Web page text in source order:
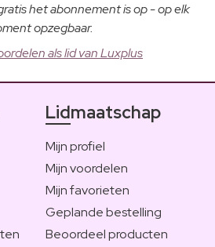
het abonnement is op - op elk
opzegbaar.
als lid van Luxplus
Lidmaatschap
Mijn profiel
Mijn voordelen
Mijn favorieten
Geplande bestelling
Beoordeel producten